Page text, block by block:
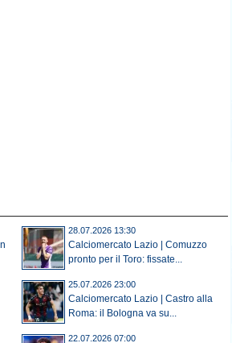
28.07.2026 13:30
Calciomercato Lazio | Comuzzo
pronto per il Toro: fissate...
25.07.2026 23:00
Calciomercato Lazio | Castro alla
Roma: il Bologna va su...
22.07.2026 07:00